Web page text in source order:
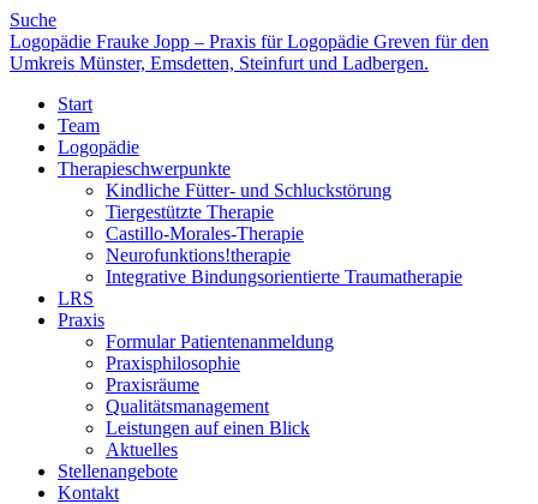
Suche
Logopädie Frauke Jopp – Praxis für Logopädie Greven für den
Umkreis Münster, Emsdetten, Steinfurt und Ladbergen.
Start
Team
Logopädie
Therapieschwerpunkte
Kindliche Fütter- und Schluckstörung
Tiergestützte Therapie
Castillo-Morales-Therapie
Neurofunktions!therapie
Integrative Bindungsorientierte Traumatherapie
LRS
Praxis
Formular Patientenanmeldung
Praxisphilosophie
Praxisräume
Qualitätsmanagement
Leistungen auf einen Blick
Aktuelles
Stellenangebote
Kontakt